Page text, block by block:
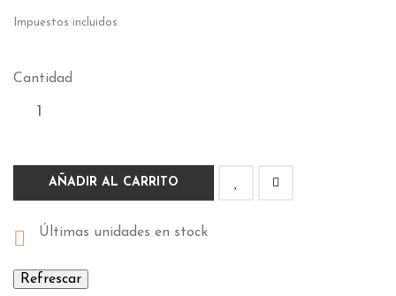
Impuestos incluidos
Cantidad
AÑADIR AL CARRITO
 Últimas unidades en stock